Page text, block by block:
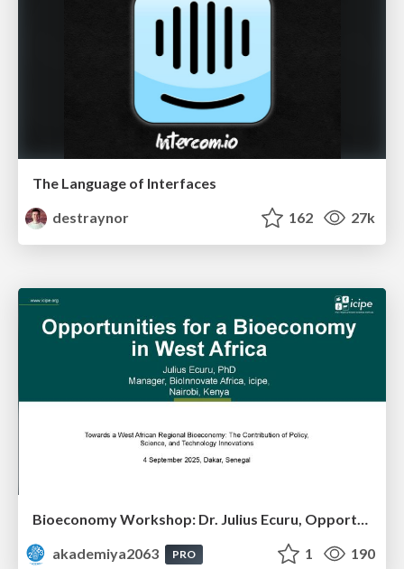
The Language of Interfaces
destraynor
162 27k
Bioeconomy Workshop: Dr. Julius Ecuru, Opportunities for a Bioeconomy in West Africa
akademiya2063
PRO 1 190